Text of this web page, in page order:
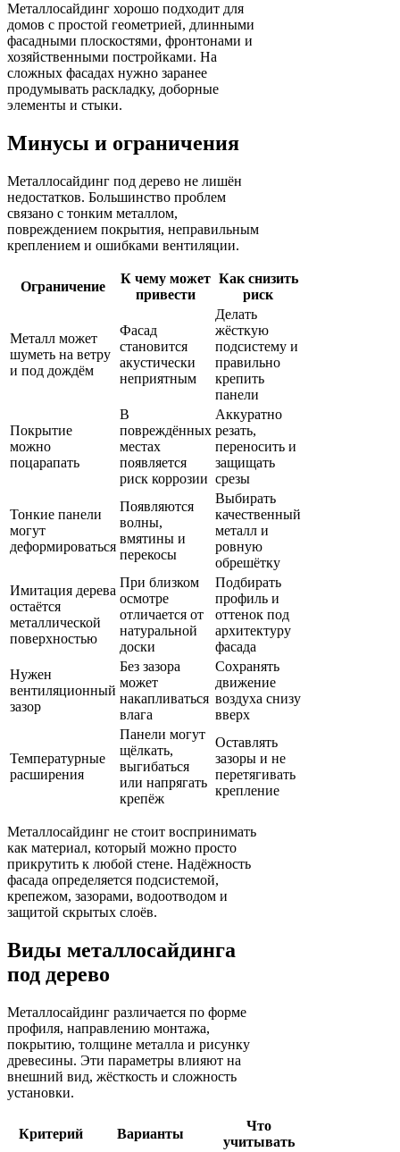
Металлосайдинг хорошо подходит для
домов с простой геометрией, длинными
фасадными плоскостями, фронтонами и
хозяйственными постройками. На
сложных фасадах нужно заранее
продумывать раскладку, доборные
элементы и стыки.
Минусы и ограничения
Металлосайдинг под дерево не лишён
недостатков. Большинство проблем
связано с тонким металлом,
повреждением покрытия, неправильным
креплением и ошибками вентиляции.
Ограничение
К чему может
привести
Как снизить
риск
Металл может
шуметь на ветру
и под дождём
Фасад
становится
акустически
неприятным
Делать
жёсткую
подсистему и
правильно
крепить
панели
Покрытие
можно
поцарапать
В
повреждённых
местах
появляется
риск коррозии
Аккуратно
резать,
переносить и
защищать
срезы
Тонкие панели
могут
деформироваться
Появляются
волны,
вмятины и
перекосы
Выбирать
качественный
металл и
ровную
обрешётку
Имитация дерева
остаётся
металлической
поверхностью
При близком
осмотре
отличается от
натуральной
доски
Подбирать
профиль и
оттенок под
архитектуру
фасада
Нужен
вентиляционный
зазор
Без зазора
может
накапливаться
влага
Сохранять
движение
воздуха снизу
вверх
Температурные
расширения
Панели могут
щёлкать,
выгибаться
или напрягать
крепёж
Оставлять
зазоры и не
перетягивать
крепление
Металлосайдинг не стоит воспринимать
как материал, который можно просто
прикрутить к любой стене. Надёжность
фасада определяется подсистемой,
крепежом, зазорами, водоотводом и
защитой скрытых слоёв.
Виды металлосайдинга
под дерево
Металлосайдинг различается по форме
профиля, направлению монтажа,
покрытию, толщине металла и рисунку
древесины. Эти параметры влияют на
внешний вид, жёсткость и сложность
установки.
Критерий Варианты
Что
учитывать